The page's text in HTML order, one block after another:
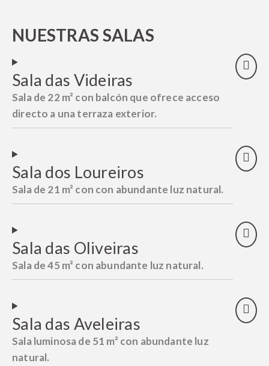
NUESTRAS SALAS
Sala das Videiras
Sala de 22 m² con balcón que ofrece acceso
directo a una terraza exterior.
Sala dos Loureiros
Sala de 21 m² con con abundante luz natural.
Sala das Oliveiras
Sala de 45 m² con abundante luz natural.
Sala das Aveleiras
Sala luminosa de 51 m² con abundante luz
natural.
eventos!
Garantizamos una organización impecable y
nos adaptamos a tus necesidades específicas.
Consulta la oferta de nuestro Centro de
Congresos y déjanos demostrar nuestra
Descubre las experiencias y ofertas especiales
que tenemos preparadas para ti.
SABER MÁS